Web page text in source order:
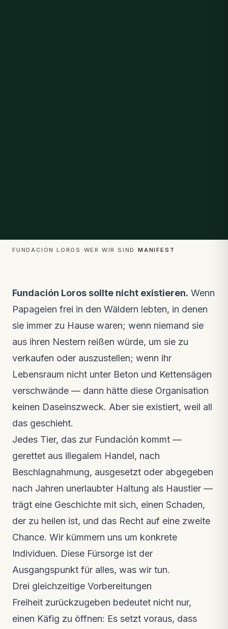
FUNDACIÓN LOROS ›WER WIR SIND ›MANIFEST
Fundación Loros sollte nicht existieren. Wenn
Papageien frei in den Wäldern lebten, in denen
sie immer zu Hause waren; wenn niemand sie
aus ihren Nestern reißen würde, um sie zu
verkaufen oder auszustellen; wenn ihr
Lebensraum nicht unter Beton und Kettensägen
verschwände — dann hätte diese Organisation
keinen Daseinszweck. Aber sie existiert, weil all
das geschieht.
Jedes Tier, das zur Fundación kommt —
gerettet aus illegalem Handel, nach
Beschlagnahmung, ausgesetzt oder abgegeben
nach Jahren unerlaubter Haltung als Haustier —
trägt eine Geschichte mit sich, einen Schaden,
der zu heilen ist, und das Recht auf eine zweite
Chance. Wir kümmern uns um konkrete
Individuen. Diese Fürsorge ist der
Ausgangspunkt für alles, was wir tun.
Drei gleichzeitige Vorbereitungen
Freiheit zurückzugeben bedeutet nicht nur,
einen Käfig zu öffnen: Es setzt voraus, dass